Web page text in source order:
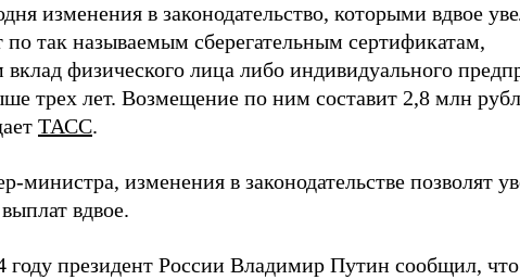
изменения в законодательство, которыми вдвое
по так называемым сберегательным сертификатам,
физического лица либо индивидуального
трех лет. Возмещение по ним составит 2,8 млн
ТАСС.
министра, изменения в законодательстве позволят
вдвое.
президент России Владимир Путин сообщил, что